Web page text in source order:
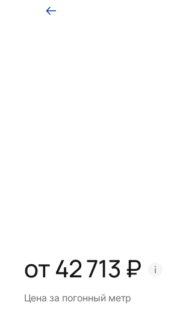
от 42 713 ₽
Цена за погонный метр